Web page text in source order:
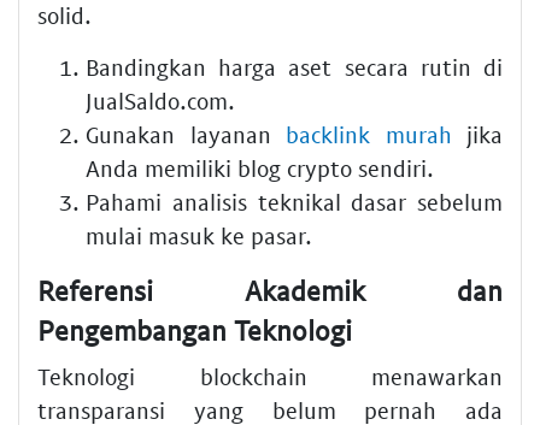
solid.
Bandingkan harga aset secara rutin di
JualSaldo.com.
Gunakan layanan backlink murah jika
Anda memiliki blog crypto sendiri.
Pahami analisis teknikal dasar sebelum
mulai masuk ke pasar.
Referensi Akademik dan
Pengembangan Teknologi
Teknologi blockchain menawarkan
transparansi yang belum pernah ada